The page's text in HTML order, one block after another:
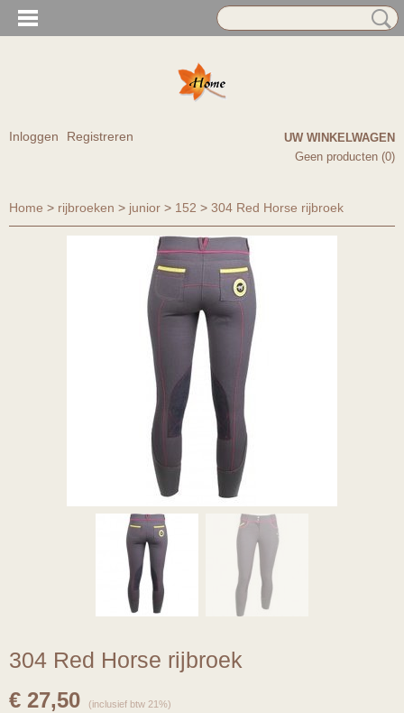
Inloggen Registreren
UW WINKELWAGEN
Geen producten (0)
Home > rijbroeken > junior > 152 > 304 Red Horse rijbroek
304 Red Horse rijbroek
€ 27,50 (inclusief btw 21%)